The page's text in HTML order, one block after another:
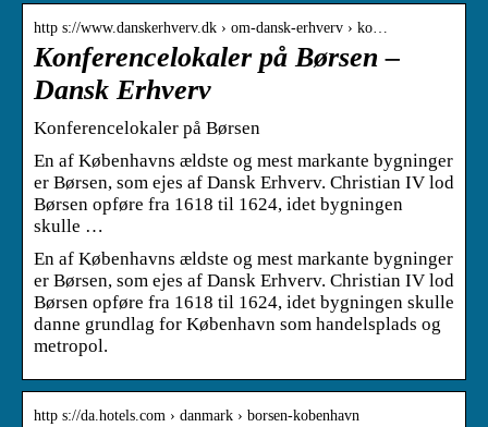
http s://www.danskerhverv.dk › om-dansk-erhverv › ko…
Konferencelokaler på Børsen –
Dansk Erhverv
Konferencelokaler på Børsen
En af Københavns ældste og mest markante bygninger
er Børsen, som ejes af Dansk Erhverv. Christian IV lod
Børsen opføre fra 1618 til 1624, idet bygningen
skulle …
En af Københavns ældste og mest markante bygninger
er Børsen, som ejes af Dansk Erhverv. Christian IV lod
Børsen opføre fra 1618 til 1624, idet bygningen skulle
danne grundlag for København som handelsplads og
metropol.
http s://da.hotels.com › danmark › borsen-kobenhavn